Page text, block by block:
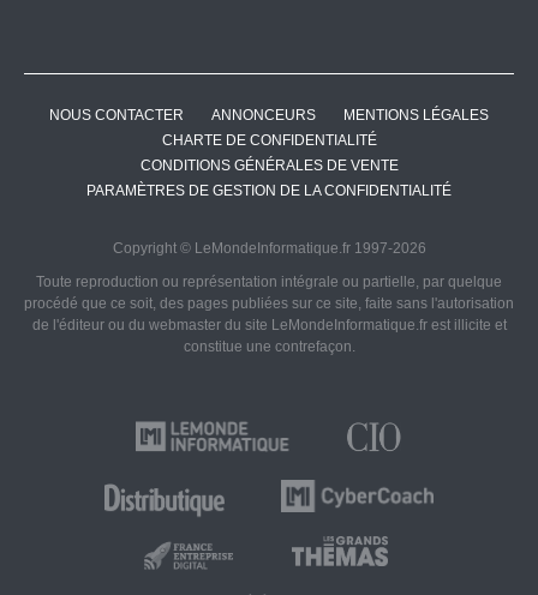
NOUS CONTACTER ANNONCEURS
MENTIONS LÉGALES
CHARTE DE CONFIDENTIALITÉ
CONDITIONS GÉNÉRALES DE VENTE
PARAMÈTRES DE GESTION DE LA CONFIDENTIALITÉ
Copyright © LeMondeInformatique.fr 1997-2026
Toute reproduction ou représentation intégrale ou partielle, par quelque
procédé que ce soit, des pages publiées sur ce site, faite sans l'autorisation
de l'éditeur ou du webmaster du site LeMondeInformatique.fr est illicite et
constitue une contrefaçon.